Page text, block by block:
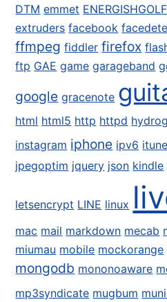
DTM emmet ENERGISHGOLF
extruders facebook
ffmpeg fiddler firefox
ftp GAE game garageband
google gracenote
html html5 http httpd
instagram iphone ipv6
jpegoptim jquery json kindle
letsencrypt LINE linux
mac mail markdown mecab
miumau mobile mockorange
mongodb mononoaware
mp3syndicate mugbum